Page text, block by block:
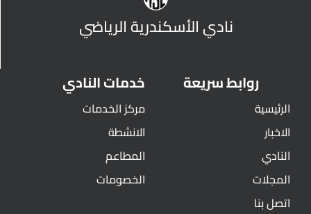
نادي الأسكندرية الرياضي
روابط سريعة
الرئيسية
الاخبار
النادي
المجلات
اتصل بنا
خدمات النادي
مركز الخدمات
الانشطة
المطاعم
الخصومات